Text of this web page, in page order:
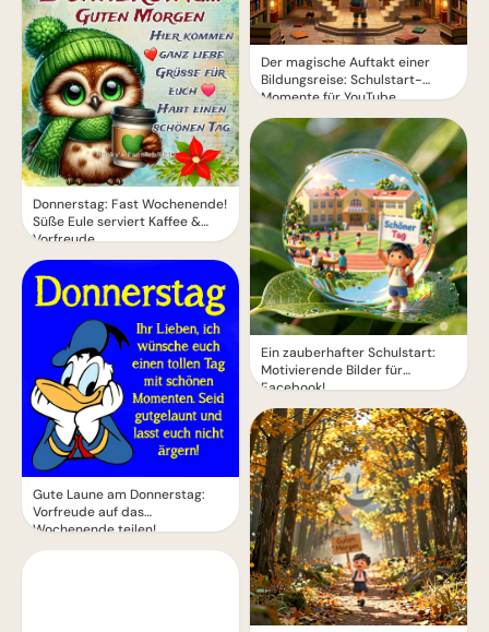
Donnerstag: Fast Wochenende!
Süße Eule serviert Kaffee &
Vorfreude.
Gute Laune am Donnerstag:
Vorfreude auf das
Wochenende teilen!
Der magische Auftakt einer
Bildungsreise: Schulstart-
Momente für YouTube
Ein zauberhafter Schulstart:
Motivierende Bilder für
Facebook!